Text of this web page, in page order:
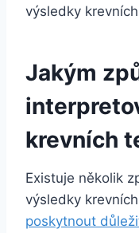
výsledky
Jakým
krevních
Existuje několik
výsledky
poskytnout